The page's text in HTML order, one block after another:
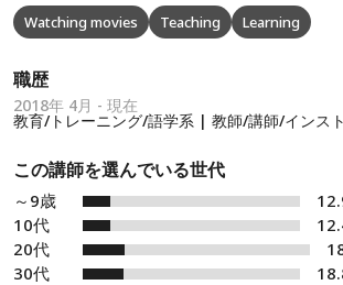
Watching movies Teaching Learning
職歴
2018年 4月 - 現在
教育/トレーニング/語学系 | 教師/講師/インス
この講師を選んでいる世代
～9歳
10代
20代
30代